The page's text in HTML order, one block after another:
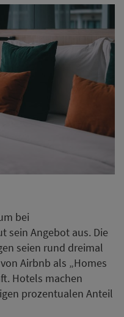
bei
sein Angebot aus. Die
seien rund dreimal
Airbnb als „Homes
Hotels machen
prozentualen Anteil